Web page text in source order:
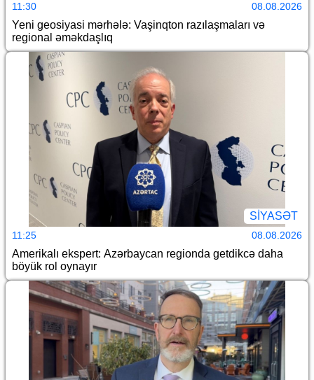
11:30 08.08.2026
Yeni geosiyasi mərhələ: Vaşinqton razılaşmaları və
regional əməkdaşlıq
SİYASƏT
11:25 08.08.2026
Amerikalı ekspert: Azərbaycan regionda getdikcə daha
böyük rol oynayır